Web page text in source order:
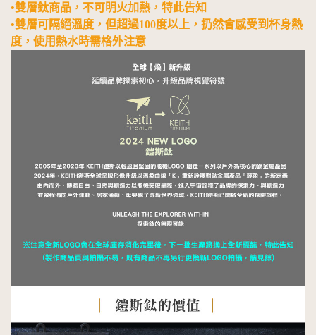
•雙層鈦商品，不可明火加熱，特此告知
•雙層可隔絕溫度，但超過100度以上，扔然會感受到杯身熱
度，使用熱水時需格外注意